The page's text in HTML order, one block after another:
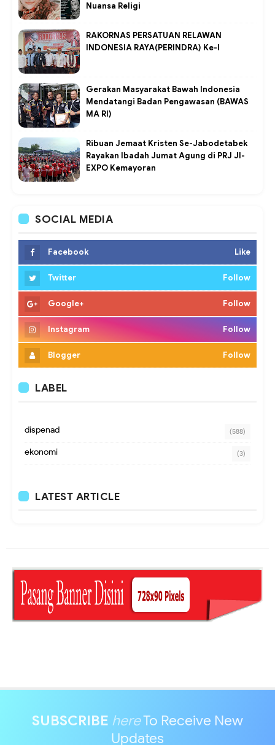
Nuansa Religi
RAKORNAS PERSATUAN RELAWAN
INDONESIA RAYA(PERINDRA) Ke-I
Gerakan Masyarakat Bawah Indonesia
Mendatangi Badan Pengawasan (BAWAS
MA RI)
Ribuan Jemaat Kristen Se-Jabodetabek
Rayakan Ibadah Jumat Agung di PRJ JI-
EXPO Kemayoran
SOCIAL MEDIA
Facebook Like
Twitter Follow
Google+ Follow
Instagram Follow
Blogger Follow
LABEL
dispenad (588)
ekonomi (3)
LATEST ARTICLE
SUBSCRIBE hereTo Receive New
Updates